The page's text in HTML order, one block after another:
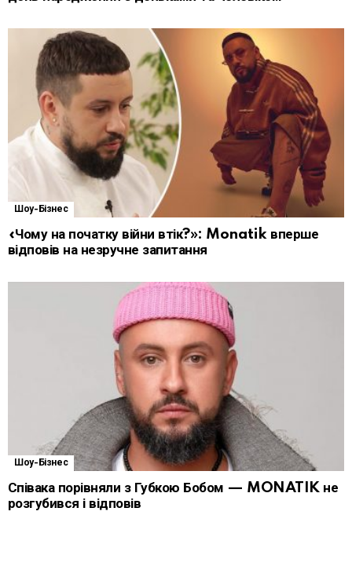
Шоу-Бізнес
«Чому на початку війни втік?»: Monatik вперше
відповів на незручне запитання
Шоу-Бізнес
Співака порівняли з Губкою Бобом — MONATIK не
розгубився і відповів